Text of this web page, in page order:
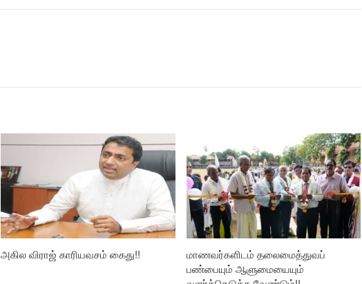
அகில விராஜ் காரியவசம் கைது!!
மாணவர்களிடம் தலைமைத்துவப்
பண்பையும் ஆளுமையையும்